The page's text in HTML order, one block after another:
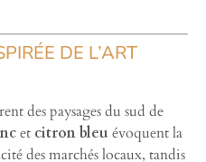
DE L’ART
des paysages du sud de
et citron bleu évoquent la
des marchés locaux, tandis